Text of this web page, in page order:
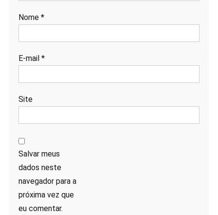
Nome *
E-mail *
Site
Salvar meus
dados neste
navegador para a
próxima vez que
eu comentar.